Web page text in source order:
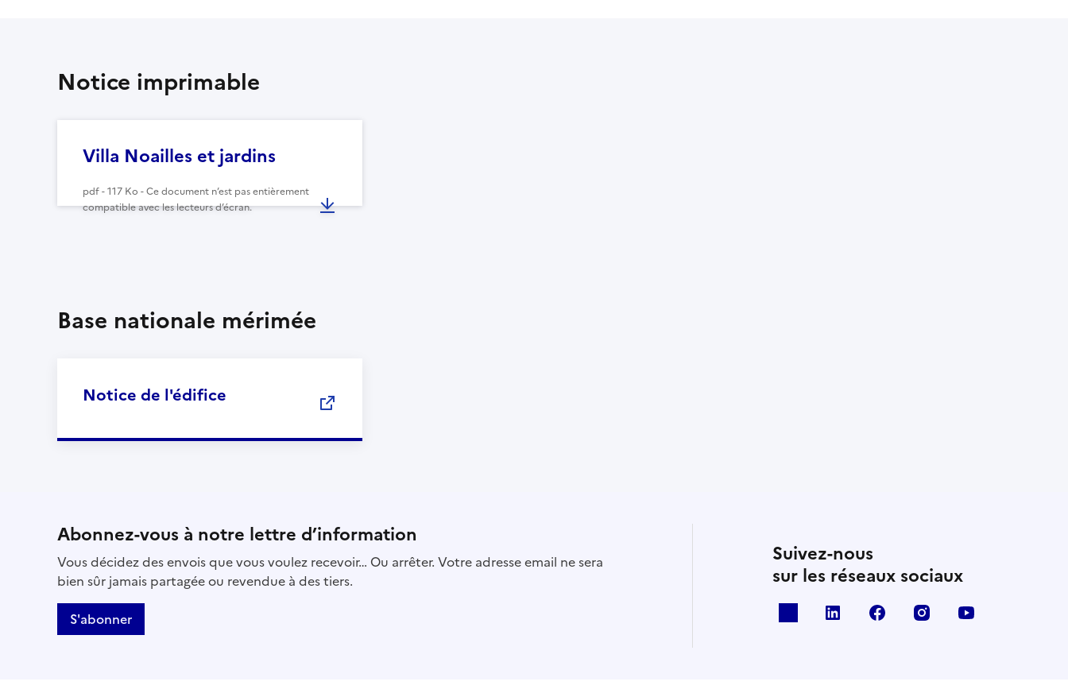
Notice imprimable
Villa Noailles et jardins
pdf - 117 Ko - Ce document n’est pas entièrement
compatible avec les lecteurs d’écran.
Base nationale mérimée
Notice de l'édifice
Abonnez-vous à notre lettre d’information
Vous décidez des envois que vous voulez recevoir… Ou arrêter. Votre adresse email ne sera
bien sûr jamais partagée ou revendue à des tiers.
S'abonner
Suivez-nous
sur les réseaux sociaux
linkedin facebook instagram